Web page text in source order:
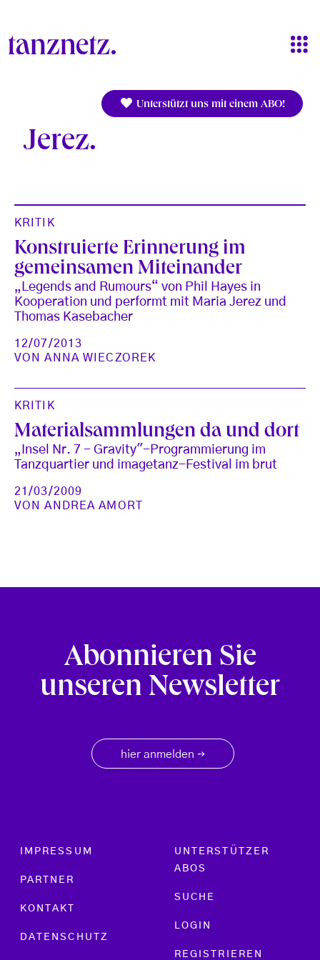
Unterstützt uns mit einem ABO!
Jerez
KRITIK
Konstruierte Erinnerung im
gemeinsamen Miteinander
„Legends and Rumours“ von Phil Hayes in
Kooperation und performt mit Maria Jerez und
Thomas Kasebacher
12/07/2013
VONANNA WIECZOREK
KRITIK
Materialsammlungen da und dort
„Insel Nr. 7 - Gravity"-Programmierung im
Tanzquartier und imagetanz-Festival im brut
21/03/2009
VONANDREA AMORT
Abonnieren Sie
unseren Newsletter
hier anmelden →
Footer menu
IMPRESSUM
PARTNER
KONTAKT
DATENSCHUTZ
UNTERSTÜTZER
ABOS
SUCHE
LOGIN
REGISTRIEREN